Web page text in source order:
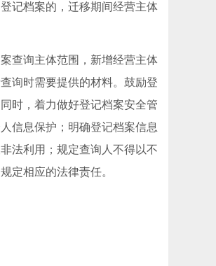
记档案的，迁移期间经营主体
查询主体范围，新增经营主体
询时需要提供的材料。鼓励登
时，着力做好登记档案安全管
信息保护；明确登记档案信息
法利用；规定查询人不得以不
定相应的法律责任。